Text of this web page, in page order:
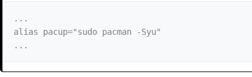
...
alias pacup="sudo pacman -Syu"
...